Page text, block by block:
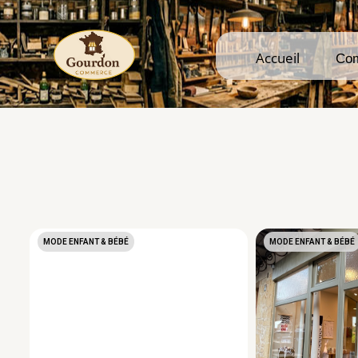
Accueil
Accueil
MODE ENFANT & BÉBÉ MODE ENFANT & BÉBÉ